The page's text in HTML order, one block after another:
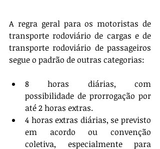
A regra geral para os motoristas de
transporte rodoviário de cargas e de
transporte rodoviário de passageiros
segue o padrão de outras categorias:
8 horas diárias, com
possibilidade de prorrogação por
até 2 horas extras.
4 horas extras diárias, se previsto
em acordo ou convenção
coletiva, especialmente para